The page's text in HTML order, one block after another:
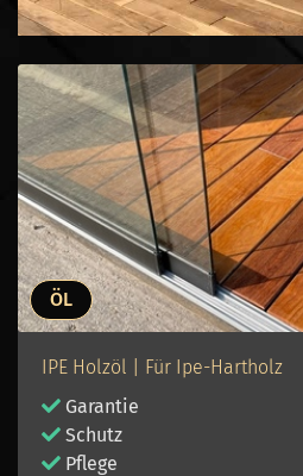
ÖL
IPE Holzöl | Für Ipe-Hartholz
Garantie
Schutz
Pflege